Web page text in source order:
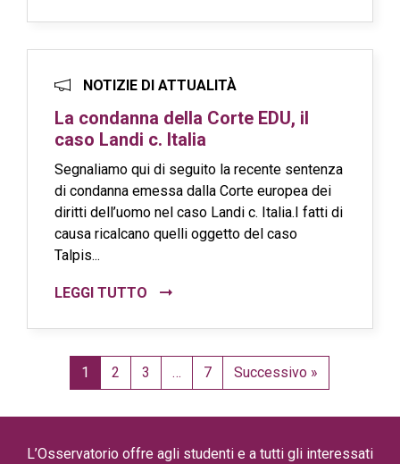
NOTIZIE DI ATTUALITÀ
La condanna della Corte EDU, il
caso Landi c. Italia
Segnaliamo qui di seguito la recente sentenza
di condanna emessa dalla Corte europea dei
diritti dell’uomo nel caso Landi c. Italia.I fatti di
causa ricalcano quelli oggetto del caso
Talpis...
LEGGI TUTTO
1 2 3 … 7 Successivo »
L’Osservatorio offre agli studenti e a tutti gli interessati